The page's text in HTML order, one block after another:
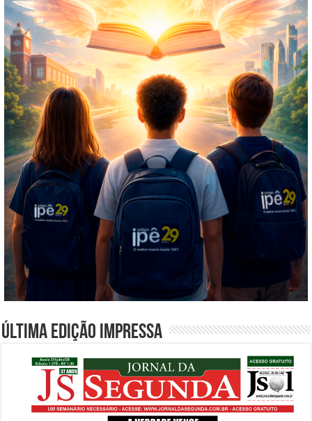
Última edição impressa